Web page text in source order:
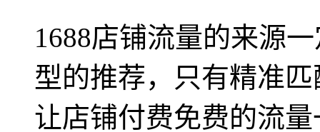
1688店铺流量的来源
型的推荐，只有精准
让店铺付费免费的流